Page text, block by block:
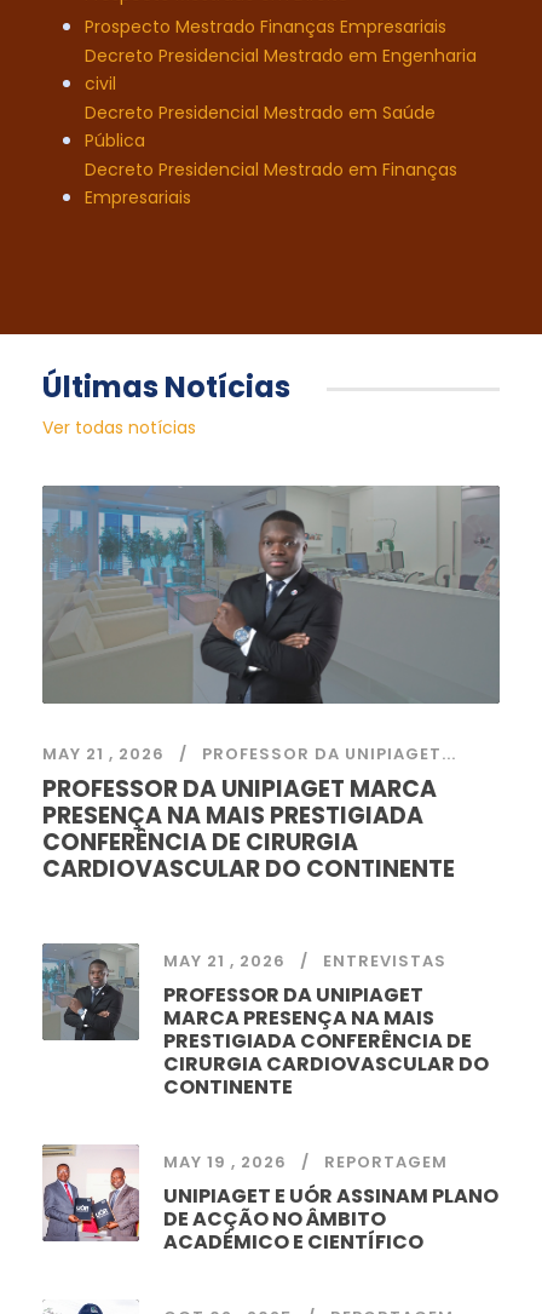
Prospecto Mestrado Finanças Empresariais
Decreto Presidencial Mestrado em Engenharia
civil
Decreto Presidencial Mestrado em Saúde
Pública
Decreto Presidencial Mestrado em Finanças
Empresariais
Últimas Notícias
Ver todas notícias
MAY 21 , 2026 PROFESSOR DA UNIPIAGET...
PROFESSOR DA UNIPIAGET MARCA
PRESENÇA NA MAIS PRESTIGIADA
CONFERÊNCIA DE CIRURGIA
CARDIOVASCULAR DO CONTINENTE
MAY 21 , 2026 ENTREVISTAS
PROFESSOR DA UNIPIAGET
MARCA PRESENÇA NA MAIS
PRESTIGIADA CONFERÊNCIA DE
CIRURGIA CARDIOVASCULAR DO
CONTINENTE
MAY 19 , 2026 REPORTAGEM
UNIPIAGET E UÓR ASSINAM PLANO
DE ACÇÃO NO ÂMBITO
ACADÉMICO E CIENTÍFICO